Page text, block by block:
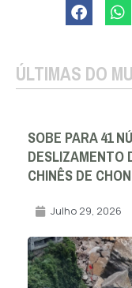
ÚLTIMAS DO
SOBE PARA 41
DESLIZAMENTO
CHINÊS DE
Julho 29, 2026